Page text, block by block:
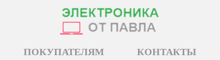
ПОКУПАТЕЛЯМ КОНТАКТЫ